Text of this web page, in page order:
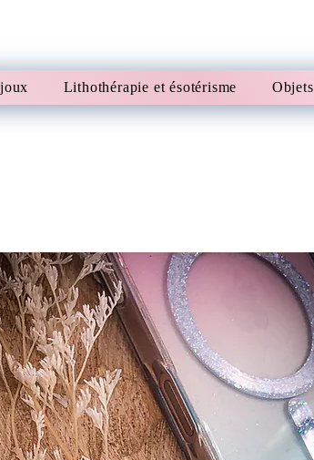
Lithothérapie et ésotérisme Objets